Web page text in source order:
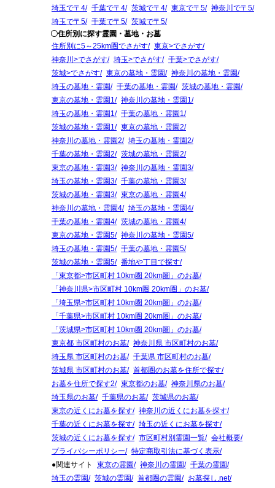
埼玉で〒4
千葉で〒4 茨城で〒4 東京で〒5
神奈川で〒5
埼玉で〒5
千葉で〒5
茨城で〒5
〇住所別に探す霊園・墓地・お墓
住所別に5～25km圏でさがす
東京>でさがす
神奈川>でさがす
埼玉>でさがす
千葉>でさがす
茨城>でさがす
東京の墓地・霊園
神奈川の墓地・霊園
埼玉の墓地・霊園
千葉の墓地・霊園
茨城の墓地・霊園
東京の墓地・霊園1
神奈川の墓地・霊園1
埼玉の墓地・霊園1
千葉の墓地・霊園1
茨城の墓地・霊園1
東京の墓地・霊園2
神奈川の墓地・霊園2
埼玉の墓地・霊園2
千葉の墓地・霊園2
茨城の墓地・霊園2
東京の墓地・霊園3
神奈川の墓地・霊園3
埼玉の墓地・霊園3
千葉の墓地・霊園3
茨城の墓地・霊園3
東京の墓地・霊園4
神奈川の墓地・霊園4
埼玉の墓地・霊園4
千葉の墓地・霊園4
茨城の墓地・霊園4
東京の墓地・霊園5
神奈川の墓地・霊園5
埼玉の墓地・霊園5
千葉の墓地・霊園5
茨城の墓地・霊園5
番地や丁目で探す
「東京都>市区町村 10km圏 20km圏」のお墓
「神奈川県>市区町村 10km圏 20km圏」のお墓
「埼玉県>市区町村 10km圏 20km圏」のお墓
「千葉県>市区町村 10km圏 20km圏」のお墓
「茨城県>市区町村 10km圏 20km圏」のお墓
東京都 市区町村のお墓
神奈川県 市区町村のお墓
埼玉県 市区町村のお墓
千葉県 市区町村のお墓
茨城県 市区町村のお墓
首都圏のお墓を住所で探す
お墓を住所で探す2
東京都のお墓
神奈川県のお墓
埼玉県のお墓
千葉県のお墓
茨城県のお墓
東京の近くにお墓を探す
神奈川の近くにお墓を探す
千葉の近くにお墓を探す
埼玉の近くにお墓を探す
茨城の近くにお墓を探す
市区町村別霊園一覧
会社概要
プライバシーポリシー
特定商取引法に基づく表示
●関連サイト
東京の霊園 神奈川の霊園
千葉の霊園
埼玉の霊園
茨城の霊園 首都圏の霊園
お墓探し.net